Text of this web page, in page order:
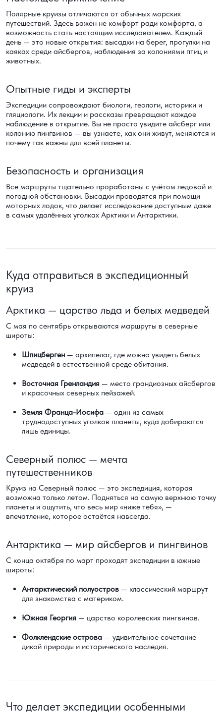
Полярные круизы отличаются от обычных морских
путешествий. Здесь важен не комфорт ради комфорта, а
возможность стать настоящим исследователем. Каждый
день — это новые открытия: высадки на берег, прогулки на
каяках среди айсбергов, наблюдения за колониями птиц и
животных.
Опытные гиды и эксперты
Экспедиции сопровождают биологи, геологи, историки и
гляциологи. Их лекции и рассказы превращают каждое
наблюдение в открытие. Вы не просто увидите айсберг или
колонию пингвинов — вы узнаете, как они живут, меняются и
почему так важны для всей планеты.
Безопасность и организация
Все маршруты тщательно проработаны с учётом ледовой и
погодной обстановки. Высадки проводятся при помощи
моторных лодок, что делает исследование доступным даже
в самых удалённых уголках Арктики и Антарктики.
Куда отправиться в экспедиционный
круиз
Арктика — царство льда и белых медведей
С мая по сентябрь открываются маршруты в северные
широты:
Шпицберген — архипелаг, где можно увидеть белых
медведей в естественной среде обитания.
Восточная Гренландия — место грандиозных айсбергов
и красочных северных пейзажей.
Земля Франца-Иосифа — один из самых
труднодоступных уголков планеты, куда добираются
лишь единицы.
Северный полюс — мечта
путешественников
Круиз на Северный полюс — это экспедиция, которая
возможна только летом. Подняться на самую верхнюю точку
планеты и ощутить, что весь мир «ниже тебя», —
впечатление, которое остаётся навсегда.
Антарктика — мир айсбергов и пингвинов
С конца октября по март проходят экспедиции в южные
широты:
Антарктический полуостров — классический маршрут
для знакомства с материком.
Южная Георгия — царство королевских пингвинов.
Фолклендские острова — удивительное сочетание
дикой природы и исторического наследия.
Что делает экспедиции особенными